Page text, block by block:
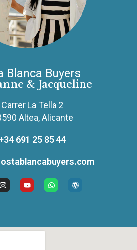
Blanca Buyers
& Jacqueline
Carrer La Tella 2
Altea, Alicante
691 25 85 44